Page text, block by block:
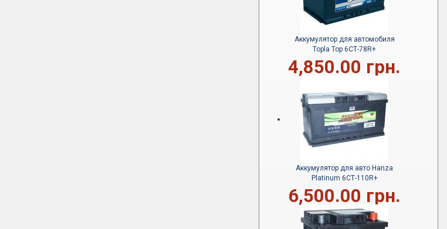
Аккумулятор для автомобиля
Topla Top 6СТ-78R+
4,850.00 грн.
Аккумулятор для авто Hanza
Platinum 6СТ-110R+
6,500.00 грн.